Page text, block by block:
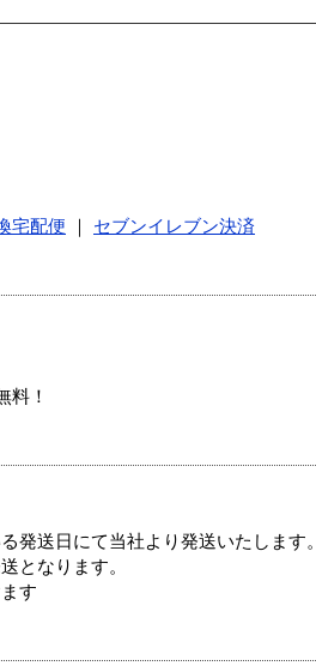
宅配便
セブンイレブン決済
料！
発送日にて当社より発送いたします。
となります。
す